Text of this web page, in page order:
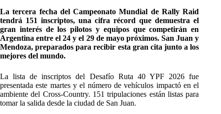
La tercera fecha del Campeonato Mundial de Rally Raid
tendrá 151 inscriptos, una cifra récord que demuestra el
gran interés de los pilotos y equipos que competirán en
Argentina entre el 24 y el 29 de mayo próximos. San Juan y
Mendoza, preparados para recibir esta gran cita junto a los
mejores del mundo.
La lista de inscriptos del Desafío Ruta 40 YPF 2026 fue
presentada este martes y el número de vehículos impactó en el
ambiente del Cross-Country. 151 tripulaciones están listas para
tomar la salida desde la ciudad de San Juan.